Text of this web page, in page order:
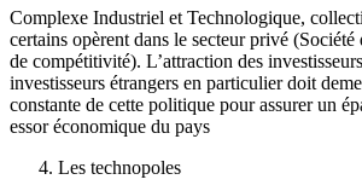
Complexe Industriel et Technologique,
certains opèrent dans le secteur privé (Société
de compétitivité). L’attraction des
investisseurs étrangers en particulier doit
constante de cette politique pour assurer un
essor économique du pays
Les technopoles